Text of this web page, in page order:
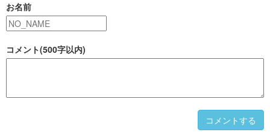
お名前
コメント(500字以内)
コメントする